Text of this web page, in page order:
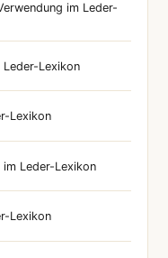
im Leder-
Lexikon
Lexikon
Leder-Lexikon
Lexikon